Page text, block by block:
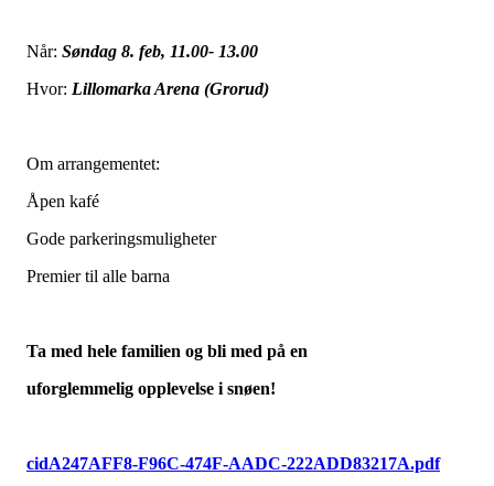
Når: Søndag 8. feb, 11.00- 13.00
Hvor: Lillomarka Arena (Grorud)
Om arrangementet:
Åpen kafé
Gode parkeringsmuligheter
Premier til alle barna
Ta med hele familien og bli med på en
uforglemmelig opplevelse i snøen!
cidA247AFF8-F96C-474F-AADC-222ADD83217A.pdf